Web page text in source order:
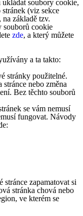
ukládat soubory cookie,
(viz sekce
na základě tzv.
souborů cookie
zde, a který můžete
a ta takto:
stránky použitelné.
nebo změna
Bez těchto souborů
se vám nemusí
fungovat. Návody
zapamatovat si
stránka chová nebo
ve kterém se